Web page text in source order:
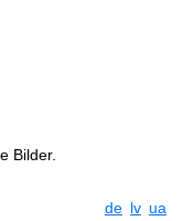
Bilder.
de lv ua